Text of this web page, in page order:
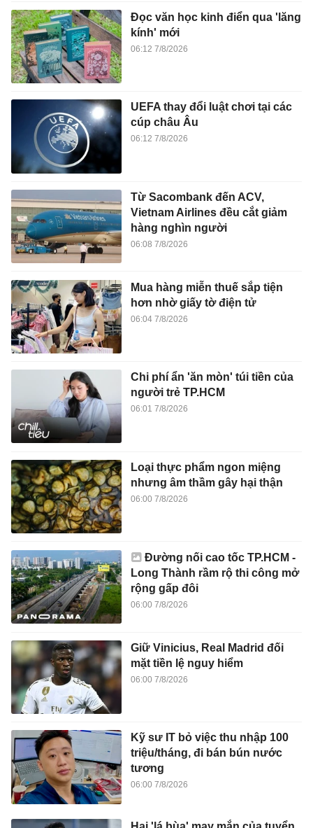
Đọc văn học kinh điển qua 'lăng
kính' mới
06:12 7/8/2026
UEFA thay đổi luật chơi tại các
cúp châu Âu
06:12 7/8/2026
Từ Sacombank đến ACV,
Vietnam Airlines đều cắt giảm
hàng nghìn người
06:08 7/8/2026
Mua hàng miễn thuế sắp tiện
hơn nhờ giấy tờ điện tử
06:04 7/8/2026
Chi phí ẩn 'ăn mòn' túi tiền của
người trẻ TP.HCM
06:01 7/8/2026
Loại thực phẩm ngon miệng
nhưng âm thầm gây hại thận
06:00 7/8/2026
Đường nối cao tốc TP.HCM -
Long Thành rầm rộ thi công mở
rộng gấp đôi
06:00 7/8/2026
Giữ Vinicius, Real Madrid đối
mặt tiền lệ nguy hiểm
06:00 7/8/2026
Kỹ sư IT bỏ việc thu nhập 100
triệu/tháng, đi bán bún nước
tương
06:00 7/8/2026